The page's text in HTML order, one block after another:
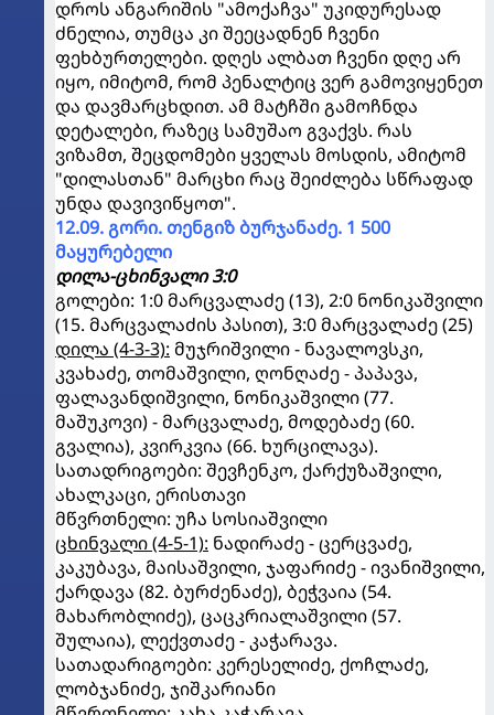
დროს ანგარიშის "ამოქაჩვა" უკიდურესად
ძნელია, თუმცა კი შეეცადნენ ჩვენი
ფეხბურთელები. დღეს ალბათ ჩვენი დღე არ
იყო, იმიტომ, რომ პენალტიც ვერ გამოვიყენეთ
და დავმარცხდით. ამ მატჩში გამოჩნდა
დეტალები, რაზეც სამუშაო გვაქვს. რას
ვიზამთ, შეცდომები ყველას მოსდის, ამიტომ
"დილასთან" მარცხი რაც შეიძლება სწრაფად
უნდა დავივიწყოთ".
12.09. გორი. თენგიზ ბურჯანაძე. 1 500
მაყურებელი
დილა-ცხინვალი 3:0
გოლები: 1:0 მარცვალაძე (13), 2:0 ნონიკაშვილი
(15. მარცვალაძის პასით), 3:0 მარცვალაძე (25)
დილა (4-3-3): მუჯრიშვილი - ნავალოვსკი,
კვახაძე, თომაშვილი, ღონღაძე - პაპავა,
ფალავანდიშვილი, ნონიკაშვილი (77.
მაშუკოვი) - მარცვალაძე, მოდებაძე (60.
გვალია), კვირკვია (66. ხურცილავა).
სათადრიგოები: შევჩენკო, ქარქუზაშვილი,
ახალკაცი, ერისთავი
მწვრთნელი: უჩა სოსიაშვილი
ცხინვალი (4-5-1): ნადირაძე - ცერცვაძე,
კაკუბავა, მაისაშვილი, ჯაფარიძე - ივანიშვილი,
ქარდავა (82. ბურძენაძე), ბეჭვაია (54.
მახარობლიძე), ცაცკრიალაშვილი (57.
შულაია), ლექვთაძე - კაჭარავა.
სათადარიგოები: კერესელიძე, ქოჩლაძე,
ლობჯანიძე, ჯიშკარიანი